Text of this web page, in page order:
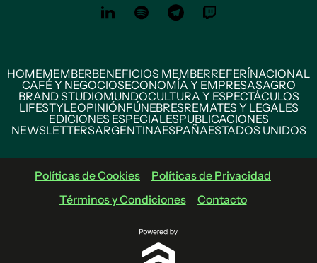
HOMEMEMBERBENEFICIOS MEMBERREFERÍNACIONAL
CAFÉ Y NEGOCIOSECONOMÍA Y EMPRESASAGRO
BRAND STUDIOMUNDOCULTURA Y ESPECTÁCULOS
LIFESTYLEOPINIÓNFÚNEBRESREMATES Y LEGALES
EDICIONES ESPECIALESPUBLICACIONES
NEWSLETTERSARGENTINAESPAÑAESTADOS UNIDOS
Políticas de Cookies
Políticas de Privacidad
Términos y Condiciones
Contacto